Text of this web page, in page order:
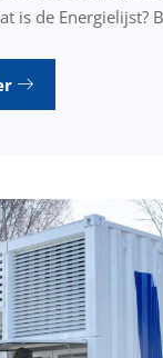
is de Energielijst?